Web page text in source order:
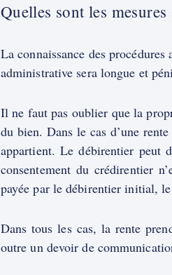
Quelles sont les
La connaissance des
administrative sera longue et
Il ne faut pas oublier que la
du bien. Dans le cas d’une
appartient. Le débirentier peut
consentement du crédirentier
payée par le débirentier initial,
Dans tous les cas, la rente
outre un devoir de